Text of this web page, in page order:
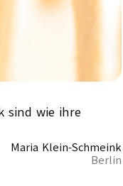
sind wie ihre
Maria Klein-Schmeink
Berlin